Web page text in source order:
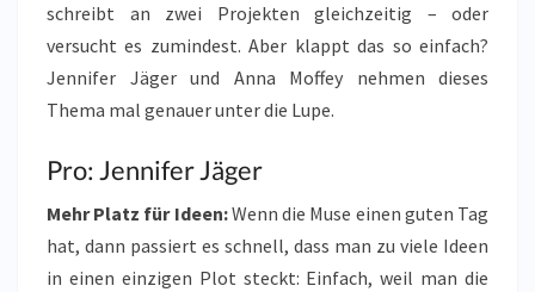
schreibt an zwei Projekten gleichzeitig – oder
versucht es zumindest. Aber klappt das so einfach?
Jennifer Jäger und Anna Moffey nehmen dieses
Thema mal genauer unter die Lupe.
Pro: Jennifer Jäger
Mehr Platz für Ideen:Wenn die Muse einen guten Tag
hat, dann passiert es schnell, dass man zu viele Ideen
in einen einzigen Plot steckt: Einfach, weil man die